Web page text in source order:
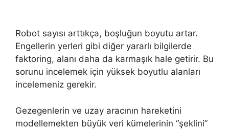
Robot sayısı arttıkça, boşluğun boyutu artar.
Engellerin yerleri gibi diğer yararlı bilgilerde
faktoring, alanı daha da karmaşık hale getirir. Bu
sorunu incelemek için yüksek boyutlu alanları
incelemeniz gerekir.
Gezegenlerin ve uzay aracının hareketini
modellemekten büyük veri kümelerinin “şeklini”